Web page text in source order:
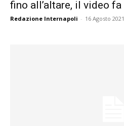
fino all’altare, il video
Redazione Internapoli - 16 Agosto 2021